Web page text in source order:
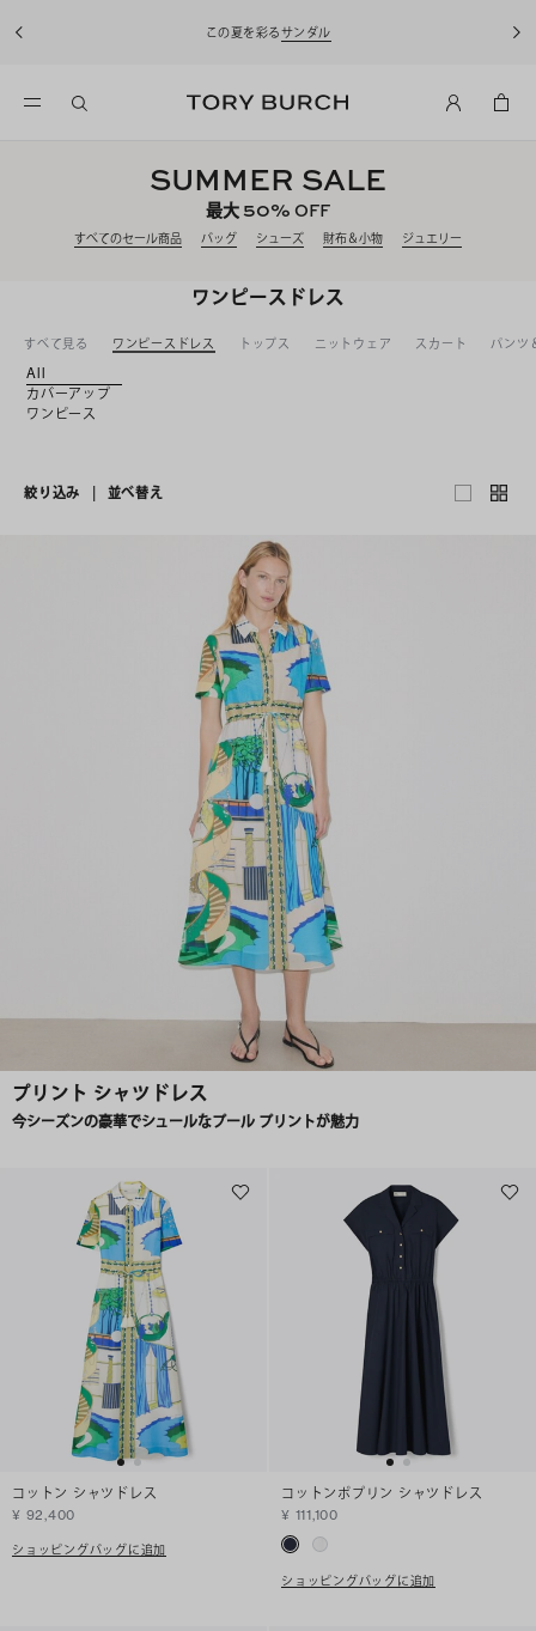
込)以上のお買い物にご利用いただけます。
SUMMER SALE
最大50% OFF
すべてのセール商品 バッグ シューズ 財布＆小物 ジュエリー
ワンピースドレス
すべて見る ワンピースドレス トップス ニットウェア スカート
パンツ
All
カバーアップ
ワンピース
絞り込み 並べ替え
プリント シャツドレス
今シーズンの豪華でシュールなプール プリントが魅力
コットン シャツドレス
¥ 92,400
ショッピングバッグに追加
コットンポプリン シャツドレス
¥ 111,100
ショッピングバッグに追加